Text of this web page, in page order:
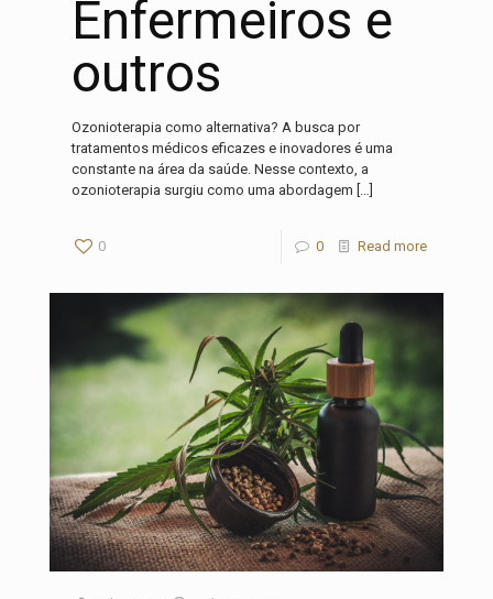
Enfermeiros e
outros
Ozonioterapia como alternativa? A busca por
tratamentos médicos eficazes e inovadores é uma
constante na área da saúde. Nesse contexto, a
ozonioterapia surgiu como uma abordagem […]
0 0 Read more